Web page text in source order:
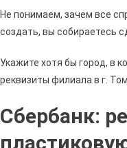
Не понимаем, зачем все
создать, вы собираетесь
Укажите хотя бы город, в
реквизиты филиала в г.
Сбербанк: